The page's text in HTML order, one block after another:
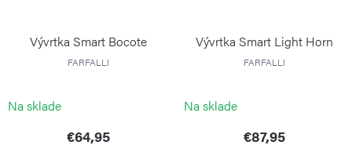
Vývrtka Smart Bocote
FARFALLI
Na sklade
€64,95
Vývrtka Smart Light Horn
FARFALLI
Na sklade
€87,95